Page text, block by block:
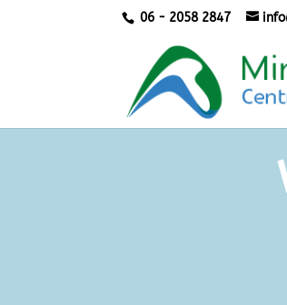
06 - 2058 2847